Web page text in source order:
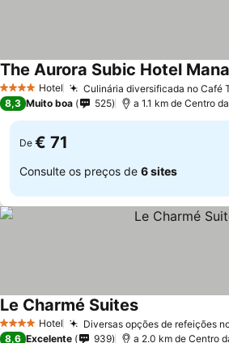
4 EstrelasHotel Culinária diversificada no Café
The Aurora Subic Hotel
8,3 Muito boa 525 a 1.1 km de Centro
De € 71
Consulte os preços de 6 sites
4 EstrelasHotel Diversas opções de refeições
Le Charmé Suites
8,6 Excelente 939 a 2.0 km de Centro